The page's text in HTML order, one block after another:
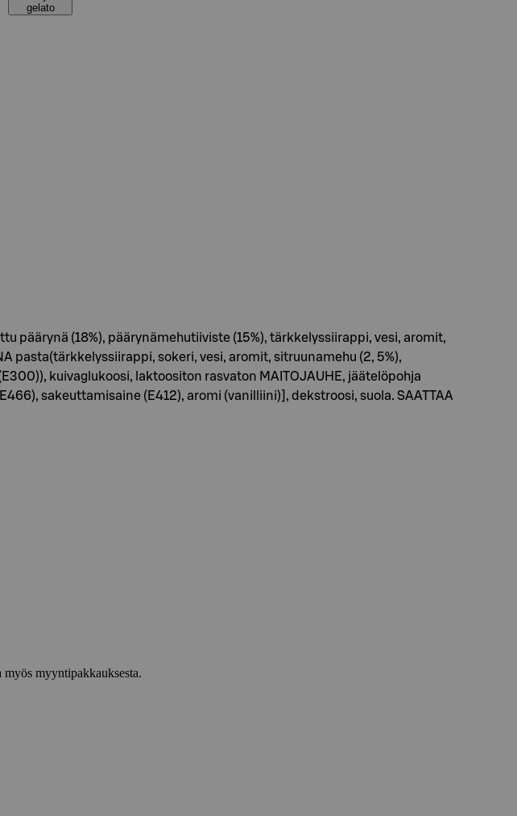
gelato
päärynä (18%), päärynämehutiiviste (15%), tärkkelyssiirappi, vesi, aromit,
pasta(tärkkelyssiirappi, sokeri, vesi, aromit, sitruunamehu (2, 5%),
kuivaglukoosi, laktoositon rasvaton MAITOJAUHE, jäätelöpohja
sakeuttamisaine (E412), aromi (vanilliini)], dekstroosi, suola. SAATTAA
myyntipakkauksesta.